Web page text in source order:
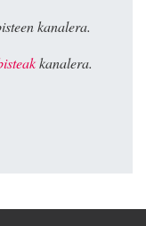
kanalera.
kanalera.